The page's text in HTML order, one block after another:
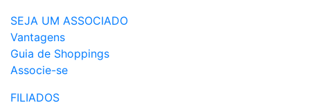
SEJA UM ASSOCIADO
Vantagens
Guia de Shoppings
Associe-se
FILIADOS